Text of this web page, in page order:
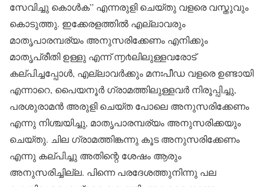
സേവിച്ചു കൊൾക” എന്നരുളി ചെയ്തു വളരെ വസ്തുവും
കൊടുത്തു. ഇക്കേരളത്തിൽ എല്ലാവരും
മാതൃപാരമ്പര്യം അനുസരിക്കേണം എനിക്കും
മാതൃപ്രീതി ഉള്ളു എന്ന് ൬൪ലിലുള്ളവരോട്
കല്പിച്ചപ്പോൾ, എല്ലാവർക്കും മനഃപീഡ വളരെ ഉണ്ടായി
എന്നാറെ, പൈയനൂർ ഗ്രാമത്തിലുള്ളവർ നിരൂപ്പിച്ചു,
പരശുരാമൻ അരുളി ചെയ്ത പോലെ അനുസരിക്കേണം
എന്നു നിശ്ചയിച്ചു, മാതൃപാരമ്പര്യം അനുസരിക്കയും
ചെയ്തു. ചില ഗ്രാമത്തിങ്കന്നു കൂട അനുസരിക്കേണം
എന്നു കല്പിച്ചു അതിന്റെ ശേഷം ആരും
അനുസരിച്ചില്ല. പിന്നെ പരദേശത്തുനിന്നു പല